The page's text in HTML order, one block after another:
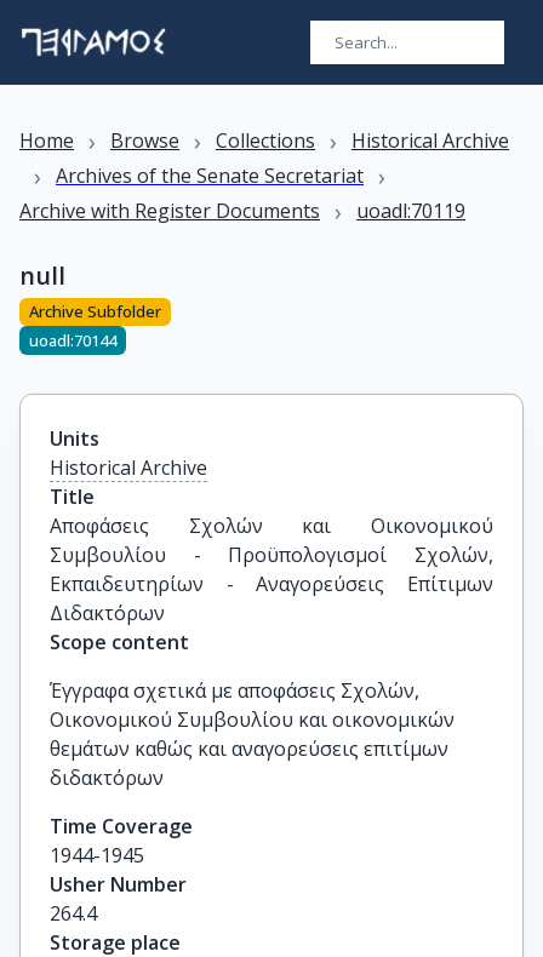
Home › Browse › Collections › Historical Archive
› Archives of the Senate Secretariat ›
Archive with Register Documents › uoadl:70119
null
Archive Subfolder
uoadl:70144
Units
Historical Archive
Title
Αποφάσεις Σχολών και Οικονομικού
Συμβουλίου - Προϋπολογισμοί Σχολών,
Εκπαιδευτηρίων - Αναγορεύσεις Επίτιμων
Διδακτόρων
Scope content
Έγγραφα σχετικά με αποφάσεις Σχολών,
Οικονομικού Συμβουλίου και οικονομικών
θεμάτων καθώς και αναγορεύσεις επιτίμων
διδακτόρων
Time Coverage
1944-1945
Usher Number
264.4
Storage place